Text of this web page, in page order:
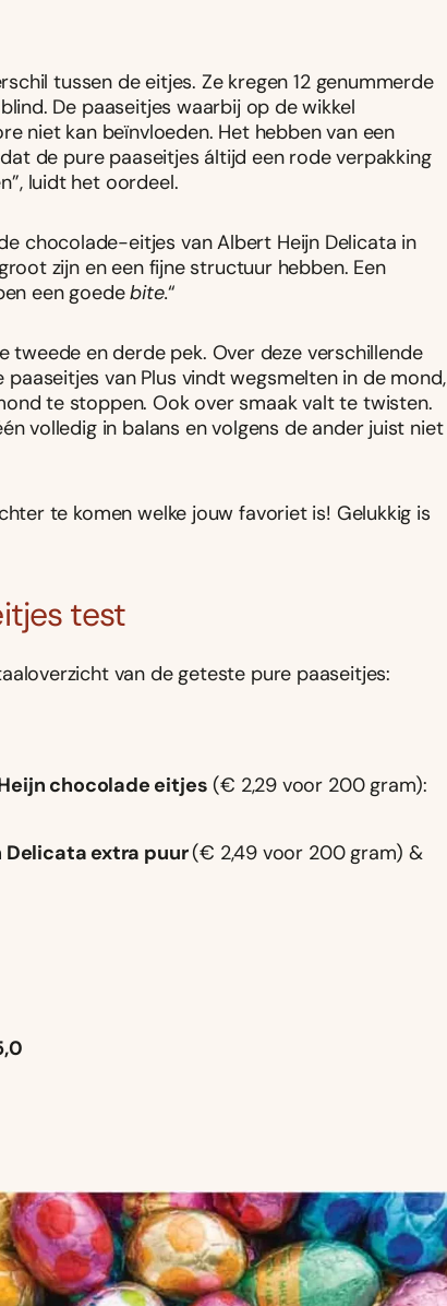
tussen de eitjes. Ze kregen 12 genummerde
De paaseitjes waarbij op de wikkel
niet kan beïnvloeden. Het hebben van een
de pure paaseitjes áltijd een rode verpakking
luidt het oordeel.
chocolade-eitjes van Albert Heijn Delicata in
zijn en een fijne structuur hebben. Een
een goedebite.“
en derde pek. Over deze verschillende
van Plus vindt wegsmelten in de mond,
te stoppen. Ook over smaak valt te twisten.
volledig in balans en volgens de ander juist niet
te komen welke jouw favoriet is! Gelukkig is
test
van de geteste pure paaseitjes:
chocolade eitjes (€ 2,29 voor 200 gram):
Delicata extra puur(€ 2,49 voor 200 gram) &